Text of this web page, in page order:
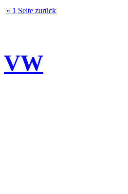
« 1 Seite zurück
VW